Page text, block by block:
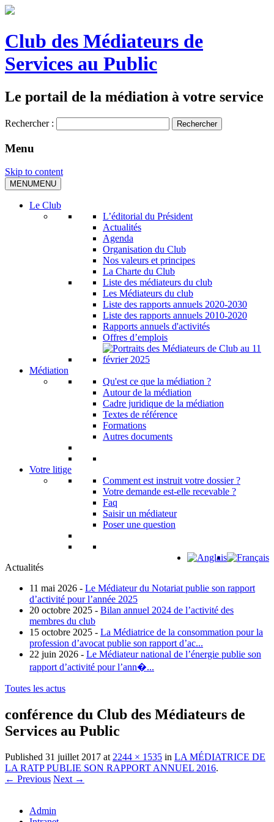
Club des Médiateurs de
Services au Public
Le portail de la médiation à votre service
Rechercher :
Menu
Skip to content
MENUMENU
Le Club
L’éditorial du Président
Actualités
Agenda
Organisation du Club
Nos valeurs et principes
La Charte du Club
Liste des médiateurs du club
Les Médiateurs du club
Liste des rapports annuels 2020-2030
Liste des rapports annuels 2010-2020
Rapports annuels d'activités
Offres d’emplois
Médiation
Qu'est ce que la médiation ?
Autour de la médiation
Cadre juridique de la médiation
Textes de référence
Formations
Autres documents
Votre litige
Comment est instruit votre dossier ?
Votre demande est-elle recevable ?
Faq
Saisir un médiateur
Poser une question
Actualités
11 mai 2026 - Le Médiateur du Notariat publie son rapport
d’activité pour l’année 2025
20 octobre 2025 - Bilan annuel 2024 de l’activité des
membres du club
15 octobre 2025 - La Médiatrice de la consommation pour la
profession d’avocat publie son rapport d’ac...
22 juin 2026 - Le Médiateur national de l’énergie publie son
rapport d’activité pour l’ann�...
Toutes les actus
conférence du Club des Médiateurs de
Services au Public
Published 31 juillet 2017 at 2244 × 1535 in LA MÉDIATRICE DE
LA RATP PUBLIE SON RAPPORT ANNUEL 2016.
← Previous Next →
Admin